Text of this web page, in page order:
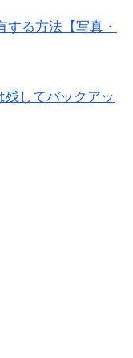
する方法【写真・
してバックアッ